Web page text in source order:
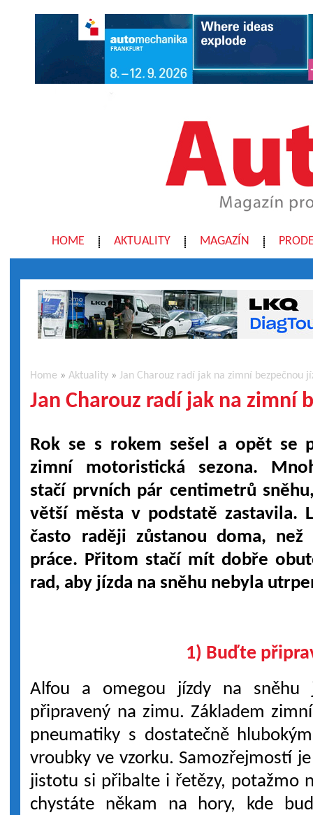
HOME AKTUALITY MAGAZÍN
Home »Aktuality »Jan Charouz radí jak na zimní bezpečnou
Jan Charouz radí jak na zimní
Rok se s rokem sešel a opět se
zimní motoristická sezona.
stačí prvních pár centimetrů
větší města v podstatě zastavila.
často raději zůstanou doma,
práce. Přitom stačí mít dobře
rad, aby jízda na sněhu nebyla
1) Buďte
Alfou a omegou jízdy na
připravený na zimu. Základem
pneumatiky s dostatečně
vroubky ve vzorku. Samozřejmostí
jistotu si přibalte i řetězy, potažmo
chystáte někam na hory, kde